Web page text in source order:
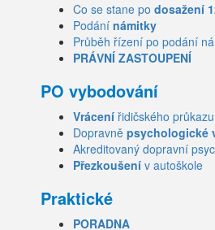
Co se stane po dosažení
Podání námitky
Průběh řízení po podání
PRÁVNÍ ZASTOUPENÍ
PO vybodování
Vrácení řidičského průkazu
Dopravně psychologické
Akreditovaný dopravní
Přezkoušení v autoškole
Praktické
PORADNA